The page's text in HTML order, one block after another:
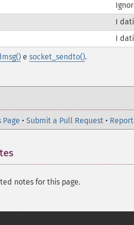
I
I
e socket_sendto().
Page • Submit a Pull Request •
notes for this page.